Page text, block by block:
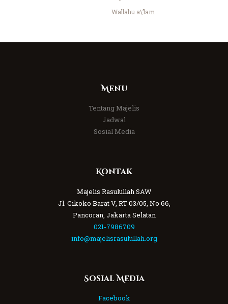
Wallahu a\’lam
Menu
Tentang Majelis
Jadwal
Sosial Media
Kontak
Majelis Rasulullah SAW
Jl. Cikoko Barat V, RT 03/05, No 66,
Pancoran, Jakarta Selatan
021-7986709
info@majelisrasulullah.org
Sosial Media
Facebook